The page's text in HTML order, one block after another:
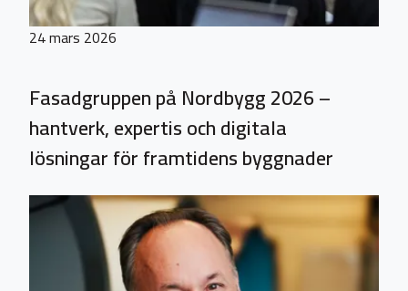
24 mars 2026
Fasadgruppen på Nordbygg 2026 –
hantverk, expertis och digitala
lösningar för framtidens byggnader